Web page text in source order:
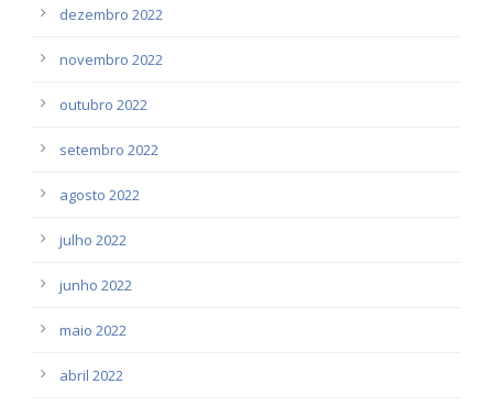
dezembro 2022
novembro 2022
outubro 2022
setembro 2022
agosto 2022
julho 2022
junho 2022
maio 2022
abril 2022